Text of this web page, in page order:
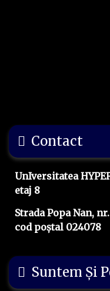
Contact
UnIversitatea
etaj 8
Strada Popa Nan,
cod poștal 024078
Suntem Și